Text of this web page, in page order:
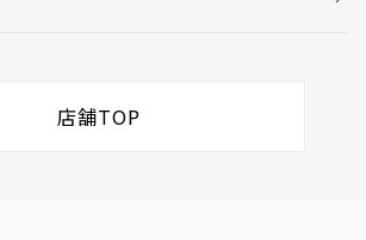
店舗TOP